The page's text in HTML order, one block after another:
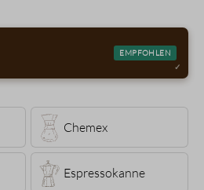
EMPFOHLEN
Chemex
Espressokanne